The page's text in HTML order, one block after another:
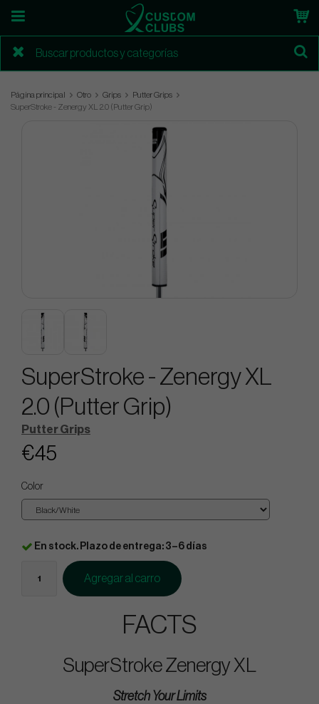
Página principal Otro Grips
Putter Grips
SuperStroke - Zenergy XL 2.0 (Putter Grip)
SuperStroke - Zenergy XL
2.0 (Putter Grip)
Putter Grips
€45
Color
En stock. Plazo de entrega: 3–6 días
Agregar al carro
FACTS
SuperStroke Zenergy XL
Stretch Your Limits